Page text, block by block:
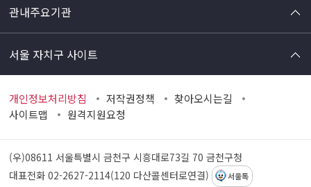
관내주요기관
서울 자치구 사이트
개인정보처리방침 저작권정책
찾아오시는길
사이트맵
원격지원요청
(우)08611 서울특별시 금천구 시흥대로73길 70금천구청
대표전화 02-2627-2114(120 다산콜센터로연결)
서울톡